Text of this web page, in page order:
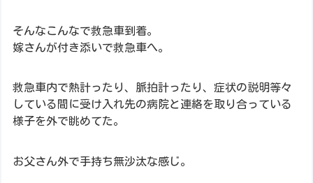
そんなこんなで救急車到着。
嫁さんが付き添いで救急車へ。
救急車内で熱計ったり、脈拍計ったり、症状の説明等々
している間に受け入れ先の病院と連絡を取り合っている
様子を外で眺めてた。
お父さん外で手持ち無沙汰な感じ。